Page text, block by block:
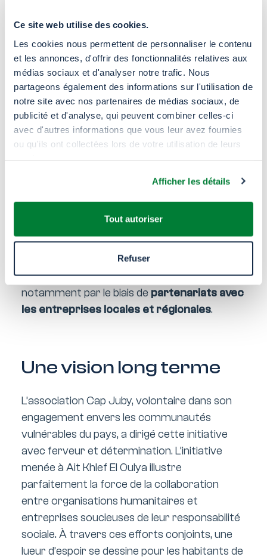
Ce site web utilise des cookies.
Les cookies nous permettent de personnaliser le contenu
et les annonces, d'offrir des fonctionnalités relatives aux
médias sociaux et d'analyser notre trafic. Nous
partageons également des informations sur l'utilisation de
notre site avec nos partenaires de médias sociaux, de
publicité et d'analyse, qui peuvent combiner celles-ci
avec d'autres informations que vous leur avez fournies
ou qu'ils ont collectées lors de votre utilisation de leurs
Afficher les détails
Tout autoriser
Refuser
locales(lavande, thym, thymus, sauge,
safran) afin de définir un plan de
transformation des herbes et plantes
médicinales ;
l’identification desinfrastructures et
équipements agricoles
nécessaires (serres,
zones de séchage, installation de panneaux
sessions de
formation, auprès des membres de la
communauté, sur les pratiques agricoles
durables ainsi que la transformation des
la commercialisation de ces produits,
notamment par le biais de partenariats avec
les entreprises locales et régionales.
Une vision long terme
L’association Cap Juby, volontaire dans son
engagement envers les communautés
vulnérables du pays, a dirigé cette initiative
avec ferveur et détermination. L’initiative
menée à Ait Khlef El Oulya illustre
parfaitement la force de la collaboration
entre organisations humanitaires et
entreprises soucieuses de leur responsabilité
sociale. À travers ces efforts conjoints, une
lueur d’espoir se dessine pour les habitants de